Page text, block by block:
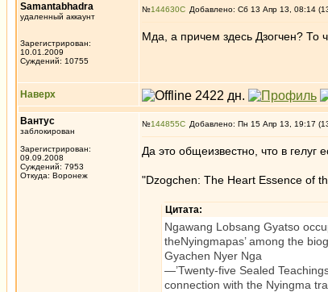
Samantabhadra
удаленный аккаунт
Зарегистрирован:
10.01.2009
Суждений: 10755
№144630 Добавлено: Сб 13 Апр 13, 08:14
Мда, а причем здесь Дзогчен? То
Наверх
Вантус
заблокирован
Зарегистрирован:
09.09.2008
Суждений: 7953
Откуда: Воронеж
№144855 Добавлено: Пн 15 Апр 13, 19:17
Да это общеизвестно, что в гелуг
"Dzogchen: The Heart Essence of
Цитата:
Ngawang Lobsang Gyatso
theNyingmapas’ among the
Gyachen Nyer Nga
—’Twenty-five Sealed
connection with the Nyingma